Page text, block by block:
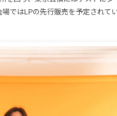
ではLPの先行販売を予定されて